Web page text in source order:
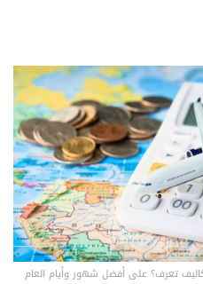
تعرف؟ على أفضل شهور وأيام العام